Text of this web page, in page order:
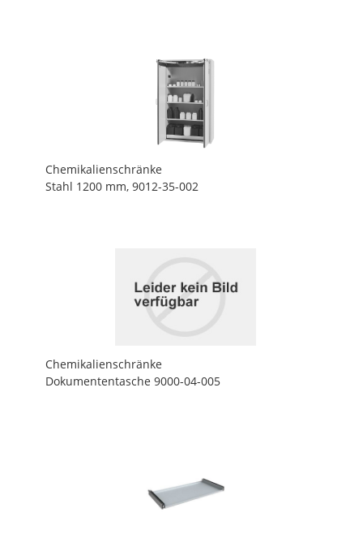
Chemikalienschränke
Stahl 1200 mm, 9012-35-002
Chemikalienschränke
Dokumententasche 9000-04-005